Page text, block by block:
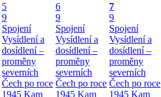
5
9
Spojení
Vysídlení a
dosídlení –
proměny
severních
Čech po roce
1945 Kam
6
9
Spojení
Vysídlení a
dosídlení –
proměny
severních
Čech po roce
1945 Kam
7
9
Spojení
Vysídlení a
dosídlení –
proměny
severních
Čech po roce
1945 Kam